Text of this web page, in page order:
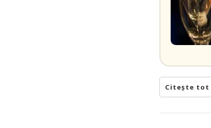
Citește tot